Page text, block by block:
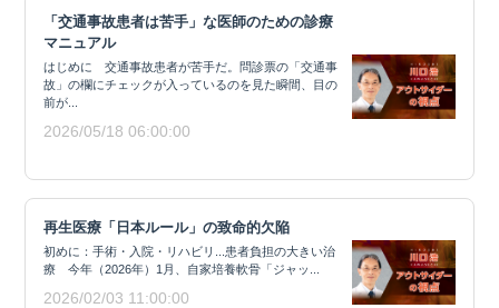
「交通事故患者は苦手」な医師のための診療
マニュアル
はじめに 交通事故患者が苦手だ。問診票の「交通事
故」の欄にチェックが入っているのを見た瞬間、目の
前が...
2026/05/18 06:00:00
再生医療「日本ルール」の致命的欠陥
初めに：手術・入院・リハビリ...患者負担の大きい治
療 今年（2026年）1月、自家培養軟骨「ジャッ...
2026/02/03 11:00:00